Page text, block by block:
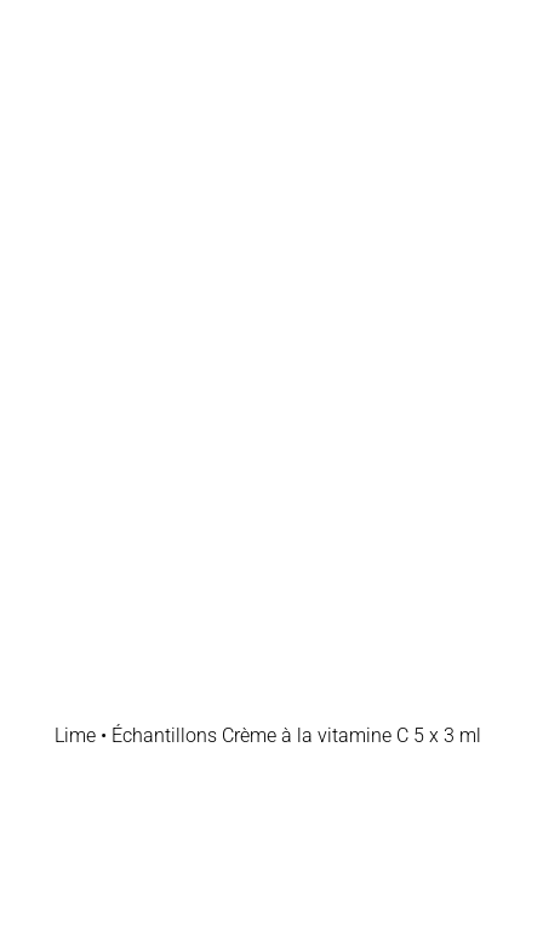
Lime • Échantillons Crème à la vitamine C 5 x 3 ml